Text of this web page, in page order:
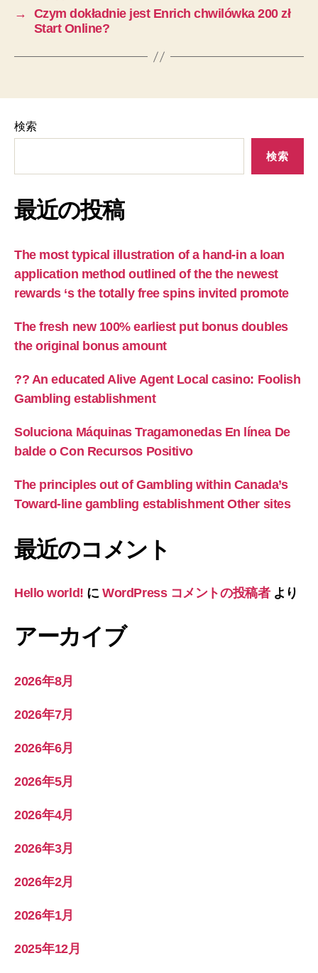
→
Czym dokładnie jest Enrich chwilówka 200 zł
Start Online?
検索
検索
最近の投稿
The most typical illustration of a hand-in a loan
application method outlined of the the newest
rewards ‘s the totally free spins invited promote
The fresh new 100% earliest put bonus doubles
the original bonus amount
?? An educated Alive Agent Local casino: Foolish
Gambling establishment
Soluciona Máquinas Tragamonedas En línea De
balde o Con Recursos Positivo
The principles out of Gambling within Canada’s
Toward-line gambling establishment Other sites
最近のコメント
Hello world! にWordPress コメントの投稿者より
アーカイブ
2026年8月
2026年7月
2026年6月
2026年5月
2026年4月
2026年3月
2026年2月
2026年1月
2025年12月